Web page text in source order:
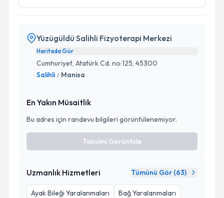
Yüzügüldü Salihli Fizyoterapi Merkezi
Haritada Gör
Cumhuriyet, Atatürk Cd. no:125, 45300
Salihli / Manisa
En Yakın Müsaitlik
Bu adres için randevu bilgileri görüntülenemiyor.
Takvimi Görüntüle
Uzmanlık Hizmetleri Tümünü Gör (63)
Ayak Bileği Yaralanmaları
Bağ Yaralanmaları